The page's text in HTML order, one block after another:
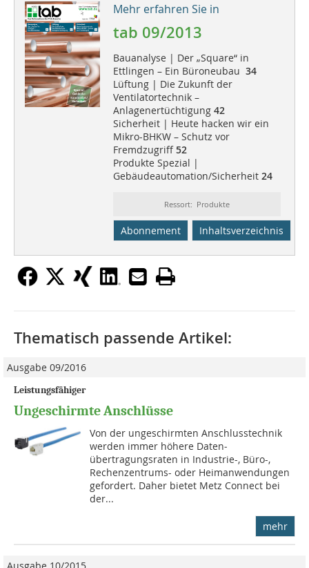
Mehr erfahren Sie in
tab 09/2013
Bauanalyse | Der „Square“ in
Ettlingen – Ein Büroneubau 34
Lüftung | Die Zukunft der
Ventilatortechnik –
Anlagenertüchtigung 42
Sicherheit | Heute hacken wir ein
Mikro-BHKW – Schutz vor
Fremdzugriff52
Produkte Spezial |
Gebäudeautomation/Sicherheit 24
Ressort: Produkte
Abonnement Inhaltsverzeichnis
Thematisch passende Artikel:
Ausgabe 09/2016
Leistungsfähiger
Ungeschirmte Anschlüsse
Von der ungeschirmten Anschlusstechnik
werden immer höhere Daten­
übertragungsraten in Industrie-, Büro-,
Rechenzentrums- oder Heimanwendungen
gefordert. Daher bietet Metz Connect bei
der...
mehr